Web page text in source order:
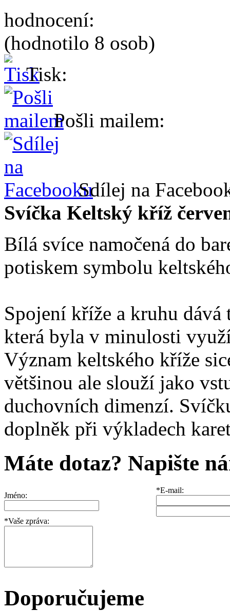
hodnocení:
(hodnotilo 8 osob)
Tisk:
Pošli mailem:
Sdílej na
Svíčka Keltský kříž
Bílá svíce namočená do
potiskem symbolu
Spojení kříže a kruhu
která byla v minulosti
Význam keltského kříže
většinou ale slouží jako
duchovních dimenzí.
doplněk při výkladech
Máte dotaz? Napište
Jméno:
*E-mail:
*Vaše zpráva:
Doporučujeme